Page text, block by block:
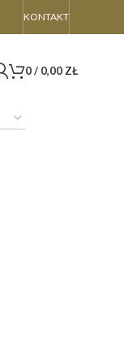
KONTAKT
0/ 0,00 ZŁ